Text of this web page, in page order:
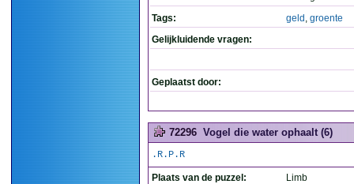
Tags:
geld , groente
Gelijkluidende vragen:
Geplaatst door:
72296 Vogel die water ophaalt (6)
.R.P.R
Plaats van de puzzel:
Limb